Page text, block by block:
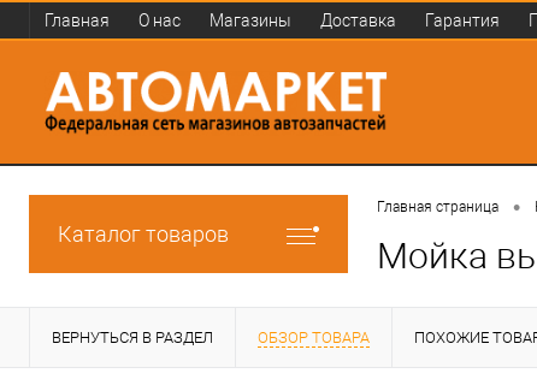
Главная О нас Магазины Доставка Гарантия
Каталог товаров
Главная страница •
Мойка
ВЕРНУТЬСЯ В РАЗДЕЛ ОБЗОР ТОВАРА ПОХОЖИЕ